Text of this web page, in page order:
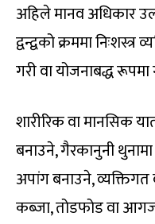
अहिले मानव अधिकार
द्वन्द्वको क्रममा
गरी वा योजनाबद्ध
शारीरिक वा मानसिक
बनाउने, गैरकानुनी
अपांग बनाउने, व्यक्तिगत
कब्जा, तोडफोड वा